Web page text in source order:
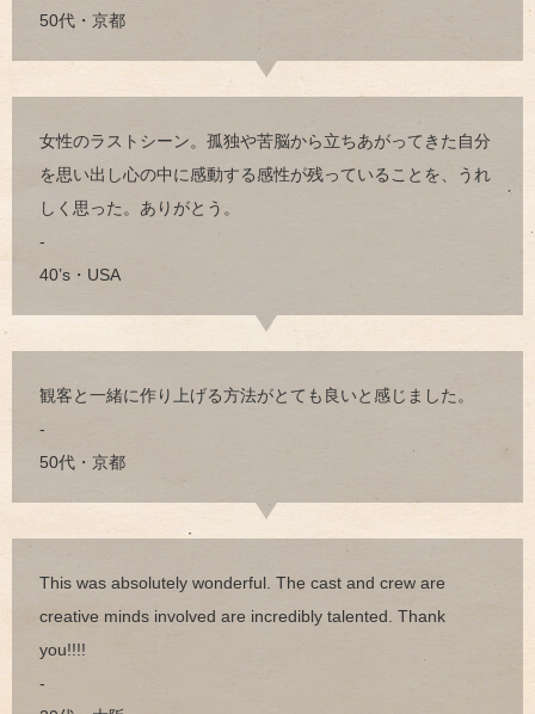
50代・京都
女性のラストシーン。孤独や苦脳から立ちあがってきた自分
を思い出し心の中に感動する感性が残っていることを、うれ
しく思った。ありがとう。
-
40’s・USA
観客と一緒に作り上げる方法がとても良いと感じました。
-
50代・京都
This was absolutely wonderful. The cast and crew are
creative minds involved are incredibly talented. Thank
you!!!!
-